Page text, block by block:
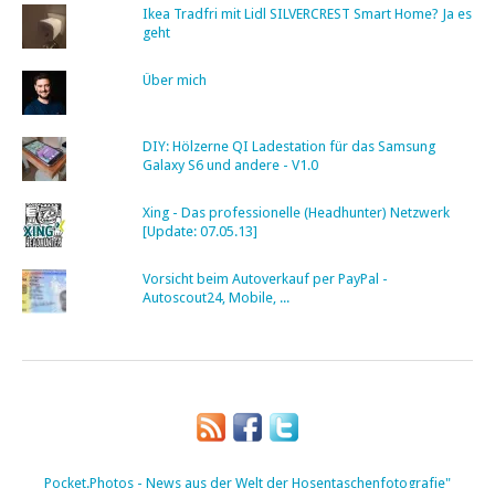
Ikea Tradfri mit Lidl SILVERCREST Smart Home? Ja es
geht
Über mich
DIY: Hölzerne QI Ladestation für das Samsung
Galaxy S6 und andere - V1.0
Xing - Das professionelle (Headhunter) Netzwerk
[Update: 07.05.13]
Vorsicht beim Autoverkauf per PayPal -
Autoscout24, Mobile, ...
Pocket.Photos - News aus der Welt der Hosentaschenfotografie"